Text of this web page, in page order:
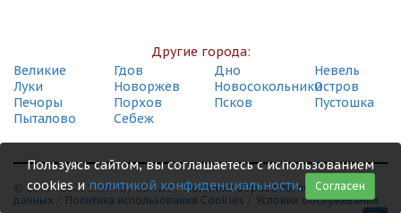
Другие города:
Великие
Луки
Гдов Дно
Невель
Новоржев
НовосокольникиОстров
Печоры
Порхов Псков
Пустошка
Пыталово
Себеж
© 1999 - 2026 Shamray Guitars /Политика обработки персональных
данных
Политика использования Сookies Условия обслуживания
Пользуясь сайтом, вы соглашаетесь с использованием
cookies и политикой конфиденциальности. Согласен